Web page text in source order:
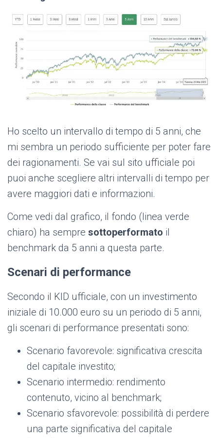
Ho scelto un intervallo di tempo di 5 anni, che
mi sembra un periodo sufficiente per poter fare
dei ragionamenti. Se vai sul sito ufficiale poi
puoi anche scegliere altri intervalli di tempo per
avere maggiori dati e informazioni.
Come vedi dal grafico, il fondo (linea verde
chiaro) ha sempre sottoperformato il
benchmark da 5 anni a questa parte.
Scenari di performance
Secondo il KID ufficiale, con un investimento
iniziale di 10.000 euro su un periodo di 5 anni,
gli scenari di performance presentati sono:
Scenario favorevole: significativa crescita
del capitale investito;
Scenario intermedio: rendimento
contenuto, vicino al benchmark;
Scenario sfavorevole: possibilità di perdere
una parte significativa del capitale